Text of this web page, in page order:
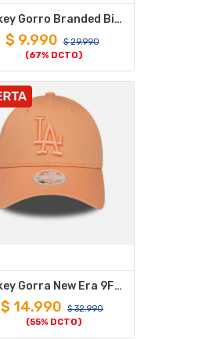
Jockey Gorro Branded Big Face Deadstock Mitchell And Ness
$ 9.990 $29.990
(67% DCTO)
Jockey Gorra New Era 9Forty Los Angeles Dodgers Rosado
$ 14.990 $32.990
(55% DCTO)